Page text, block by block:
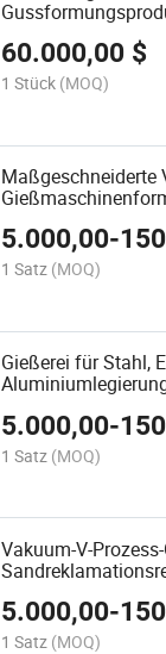
Gusseisenstahl
60.000,00 $
1 Stück (MOQ)
Maßgeschneiderte
Automatisierter
Sandgusslinie zu
5.000,00-
1 Satz (MOQ)
Gießerei für Stahl,
5.000,00-
1 Satz (MOQ)
Vakuum-V-
Guss von
Jaw-Platten
5.000,00-
1 Satz (MOQ)